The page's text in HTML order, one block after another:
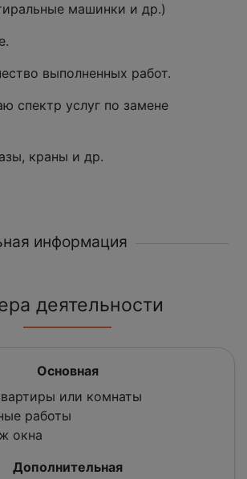
машинки и др.)
выполненных работ.
спектр услуг по замене
краны и др.
информация
деятельности
Основная
или комнаты
работы
окна
Дополнительная